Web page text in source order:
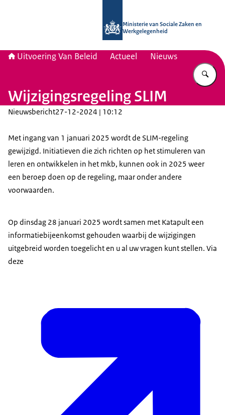
Ministerie van Sociale Zaken en
Werkgelegenheid
Uitvoering Van Beleid Actueel Nieuws
Wijzigingsregeling SLIM
Nieuwsbericht27-12-2024 | 10:12
Met ingang van 1 januari 2025 wordt de SLIM-regeling
gewijzigd. Initiatieven die zich richten op het stimuleren van
leren en ontwikkelen in het mkb, kunnen ook in 2025 weer
een beroep doen op de regeling, maar onder andere
voorwaarden.
Op dinsdag 28 januari 2025 wordt samen met Katapult een
informatiebijeenkomst gehouden waarbij de wijzigingen
uitgebreid worden toegelicht en u al uw vragen kunt stellen. Via
deze